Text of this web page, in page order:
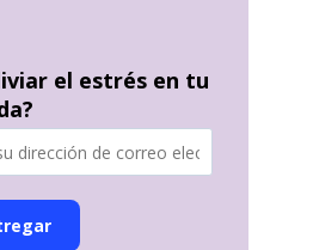
el estrés en tu